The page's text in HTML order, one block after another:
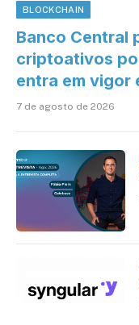
BLOCKCHAIN
Banco Central
criptoativos
entra em vigor
7 de agosto de 2026